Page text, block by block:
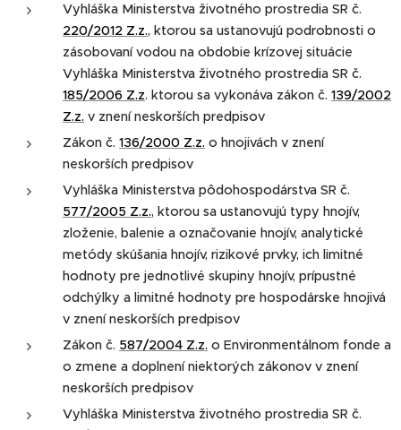
Vyhláška Ministerstva životného prostredia SR č.
220/2012 Z.z., ktorou sa ustanovujú podrobnosti o
zásobovaní vodou na obdobie krízovej situácie
Vyhláška Ministerstva životného prostredia SR č.
185/2006 Z.z. ktorou sa vykonáva zákon č. 139/2002
Z.z. v znení neskorších predpisov
Zákon č. 136/2000 Z.z. o hnojivách v znení
neskorších predpisov
Vyhláška Ministerstva pôdohospodárstva SR č.
577/2005 Z.z., ktorou sa ustanovujú typy hnojív,
zloženie, balenie a označovanie hnojív, analytické
metódy skúšania hnojív, rizikové prvky, ich limitné
hodnoty pre jednotlivé skupiny hnojív, prípustné
odchýlky a limitné hodnoty pre hospodárske hnojivá
v znení neskorších predpisov
Zákon č. 587/2004 Z.z. o Environmentálnom fonde a
o zmene a doplnení niektorých zákonov v znení
neskorších predpisov
Vyhláška Ministerstva životného prostredia SR č.